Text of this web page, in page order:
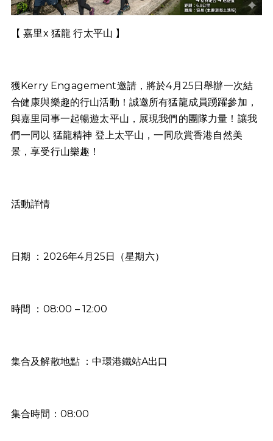
【 嘉里x 猛龍 行太平山 】
獲Kerry Engagement邀請，將於4月25日舉辦一次結
合健康與樂趣的行山活動！誠邀所有猛龍成員踴躍參加，
與嘉里同事一起暢遊太平山，展現我們的團隊力量！讓我
們一同以 猛龍精神 登上太平山，一同欣賞香港自然美
景，享受行山樂趣！
活動詳情
日期 ：2026年4月25日（星期六）
時間 ：08:00 – 12:00
集合及解散地點 ：中環港鐵站A出口
集合時間：08:00